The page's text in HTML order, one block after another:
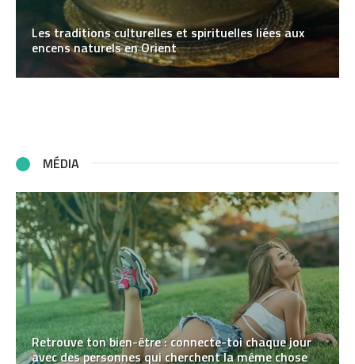
Les traditions culturelles et spirituelles liées aux
encens naturels en Orient
MÉDIA
Retrouve ton bien-être : connecte-toi chaque jour
avec des personnes qui cherchent la même chose